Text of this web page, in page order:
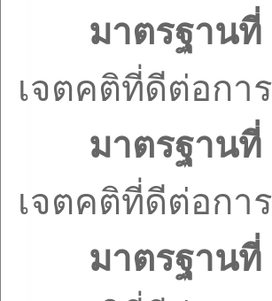
มาตรฐานที่
เจตคติที่ดีต่อกา
มาตรฐานที่
เจตคติที่ดีต่อกา
มาตรฐานที่